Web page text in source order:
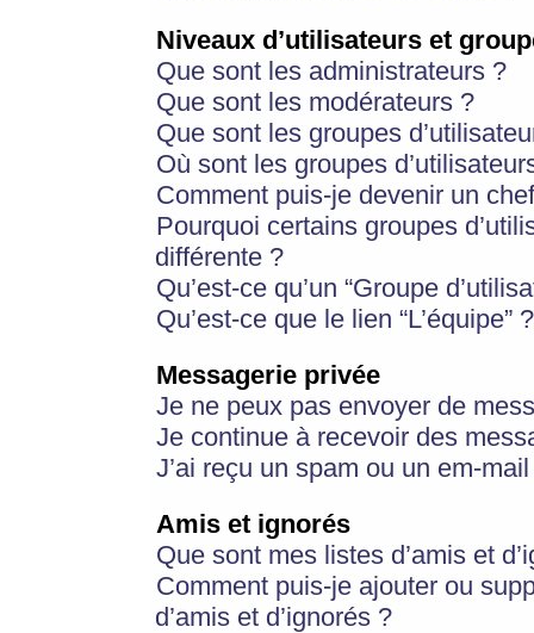
Niveaux d’utilisateurs et
Que sont les administrateurs ?
Que sont les modérateurs ?
Que sont les groupes
Où sont les groupes
Comment puis-je devenir un
Pourquoi certains groupes
différente ?
Qu’est-ce qu’un “Groupe
Qu’est-ce que le lien “L’équipe” ?
Messagerie privée
Je ne peux pas envoyer de
Je continue à recevoir des
J’ai reçu un spam ou un em-
Amis et ignorés
Que sont mes listes d’amis et
Comment puis-je ajouter ou
d’amis et d’ignorés ?